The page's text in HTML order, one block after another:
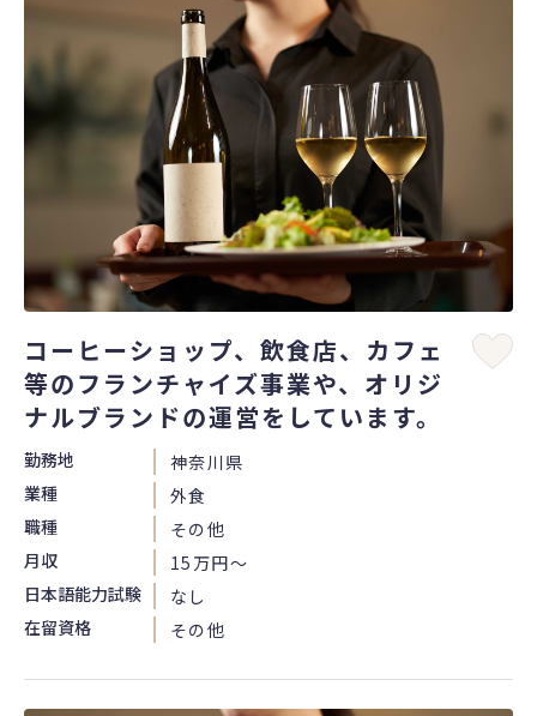
コーヒーショップ、飲食店、カフェ
等のフランチャイズ事業や、オリジ
ナルブランドの運営をしています。
勤務地
神奈川県
業種
外食
職種
その他
月収
15万円〜
日本語能力試験
なし
在留資格
その他